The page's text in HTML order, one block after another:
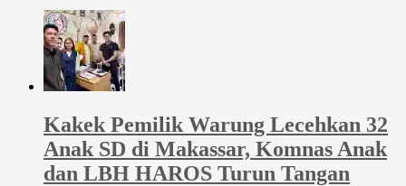
Kakek Pemilik Warung Lecehkan 32
Anak SD di Makassar, Komnas Anak
dan LBH HAROS Turun Tangan